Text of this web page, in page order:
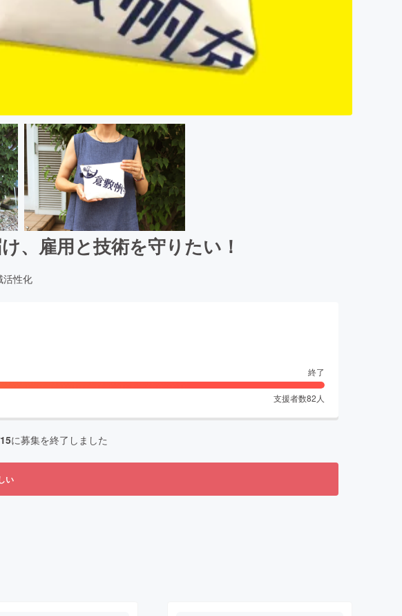
、雇用と技術を守りたい！
活性化
終了
支援者数82 人
に募集を終了しました
い